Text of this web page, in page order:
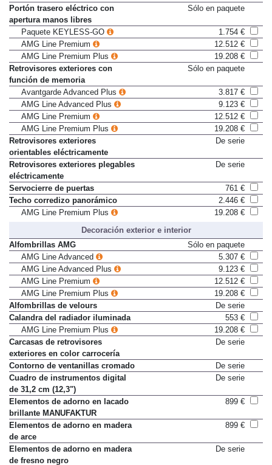
cortesía iluminados
Portón trasero eléctrico con
apertura manos libres
Paquete KEYLESS-GO
1.754 €
AMG Line Premium
12.512 €
AMG Line Premium Plus
19.208 €
Retrovisores exteriores con
función de memoria
Avantgarde Advanced Plus
3.817 €
AMG Line Advanced Plus
9.123 €
AMG Line Premium
12.512 €
AMG Line Premium Plus
19.208 €
Retrovisores exteriores
orientables eléctricamente
Retrovisores exteriores plegables
eléctricamente
Servocierre de puertas
761 €
Techo corredizo panorámico
2.446 €
Decoración exterior e interior
Alfombrillas AMG
Sólo en paquete
AMG Line Advanced
5.307 €
AMG Line Advanced Plus
9.123 €
AMG Line Premium
12.512 €
AMG Line Premium Plus
19.208 €
Alfombrillas de velours
De serie
Calandra del radiador iluminada
553 €
AMG Line Premium Plus
19.208 €
Carcasas de retrovisores
exteriores en color carrocería
Contorno de ventanillas cromado
De serie
Cuadro de instrumentos digital
de 31,2 cm (12,3")
Elementos de adorno en lacado
brillante MANUFAKTUR
Elementos de adorno en madera
de arce
Elementos de adorno en madera